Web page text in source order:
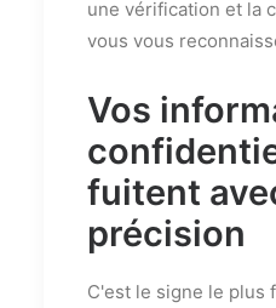
une vérification et la
vous vous
Vos
fuitent
précision
C'est le signe le plus